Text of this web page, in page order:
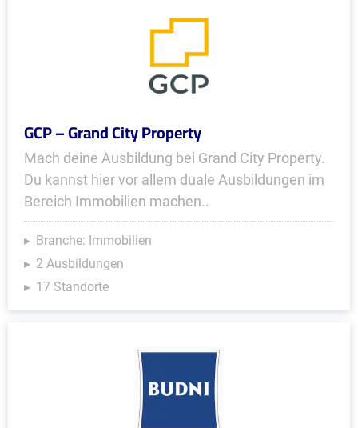
GCP – Grand City Property
Mach deine Ausbildung bei Grand City Property.
Du kannst hier vor allem duale Ausbildungen im
Bereich Immobilien machen..
Branche: Immobilien
2 Ausbildungen
17 Standorte